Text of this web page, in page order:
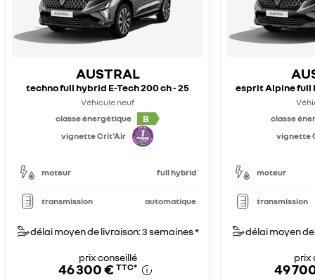
AUSTRAL
techno full hybrid E-Tech 200 ch - 25
Véhicule neuf
classe énergétique
B
vignette Crit'Air
moteur full hybrid
transmission automatique
délai moyen de livraison: 3 semaines *
prix conseillé
46 300 € TTC*
esprit Alpine full
classe
vignette
moteur
transmission
délai moyen
prix
49